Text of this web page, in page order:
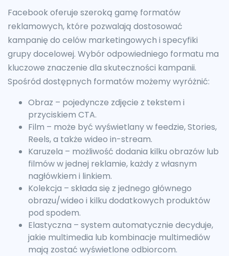
Facebook oferuje szeroką gamę formatów
reklamowych, które pozwalają dostosować
kampanię do celów marketingowych i specyfiki
grupy docelowej. Wybór odpowiedniego formatu ma
kluczowe znaczenie dla skuteczności kampanii.
Spośród dostępnych formatów możemy wyróżnić:
Obraz – pojedyncze zdjęcie z tekstem i
przyciskiem CTA.
Film – może być wyświetlany w feedzie, Stories,
Reels, a także wideo in-stream.
Karuzela – możliwość dodania kilku obrazów lub
filmów w jednej reklamie, każdy z własnym
nagłówkiem i linkiem.
Kolekcja – składa się z jednego głównego
obrazu/wideo i kilku dodatkowych produktów
pod spodem.
Elastyczna – system automatycznie decyduje,
jakie multimedia lub kombinacje multimediów
mają zostać wyświetlone odbiorcom.